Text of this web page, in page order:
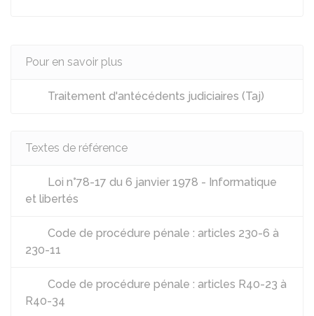
Pour en savoir plus
Traitement d'antécédents judiciaires (Taj)
Textes de référence
Loi n°78-17 du 6 janvier 1978 - Informatique
et libertés
Code de procédure pénale : articles 230-6 à
230-11
Code de procédure pénale : articles R40-23 à
R40-34